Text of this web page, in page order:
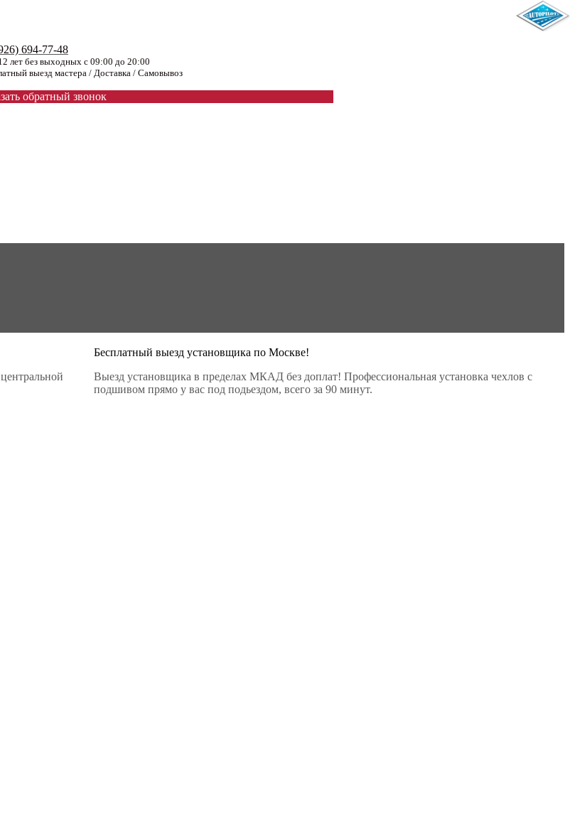
694-77-48
лет без выходных с 09:00 до 20:00
выезд мастера / Доставка / Самовывоз
обратный звонок
Бесплатный выезд установщика по Москве!
Выезд установщика в пределах МКАД без доплат! Профессиональная установка чехлов с
подшивом прямо у вас под подьездом, всего за 90 минут.